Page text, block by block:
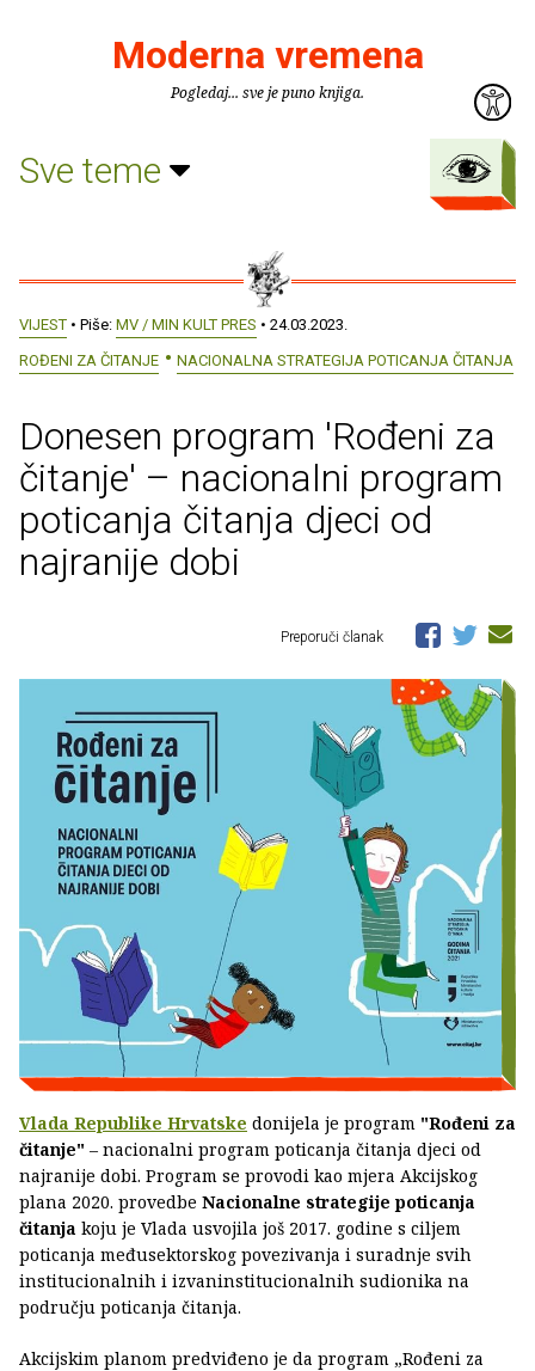
Moderna vremena
Pogledaj... sve je puno knjiga.
Sve teme
VIJEST • Piše: MV / MIN KULT PRES • 24.03.2023.
ROĐENI ZA ČITANJE
NACIONALNA STRATEGIJA POTICANJA ČITANJA
Donesen program 'Rođeni za
čitanje' – nacionalni program
poticanja čitanja djeci od
najranije dobi
Preporuči članak
Vlada Republike Hrvatske donijela je program "Rođeni za
čitanje" – nacionalni program poticanja čitanja djeci od
najranije dobi. Program se provodi kao mjera Akcijskog
plana 2020. provedbe Nacionalne strategije poticanja
čitanja koju je Vlada usvojila još 2017. godine s ciljem
poticanja međusektorskog povezivanja i suradnje svih
institucionalnih i izvaninstitucionalnih sudionika na
području poticanja čitanja.
Akcijskim planom predviđeno je da program „Rođeni za